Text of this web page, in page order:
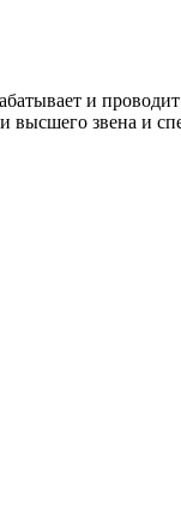
и
высшего звена и